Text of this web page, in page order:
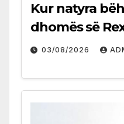
Kur natyra
dhomës së
03/08/2026